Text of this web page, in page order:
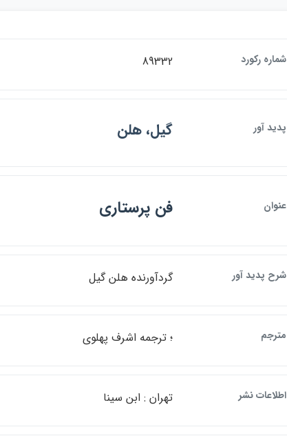
شماره رکورد 89332
پديد آور گيل، هلن
عنوان فن پرستاري
شرح پديد آور گردآورنده هلن گيل
مترجم ؛ ترجمه اشرف پهلوي
اطلاعات نشر تهران : ابن سينا